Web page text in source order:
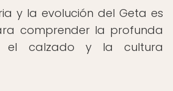
y la evolución del Geta es
comprender la profunda
el calzado y la cultura